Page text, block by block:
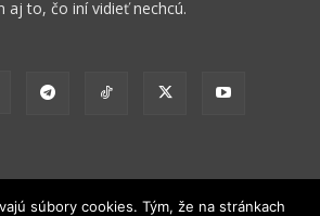
aj to, čo iní vidieť nechcú.
súbory cookies. Tým, že na stránkach